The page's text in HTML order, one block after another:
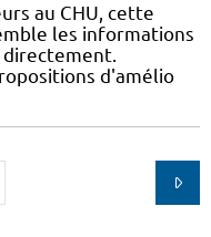
au CHU, cette
les informations
d'amélio